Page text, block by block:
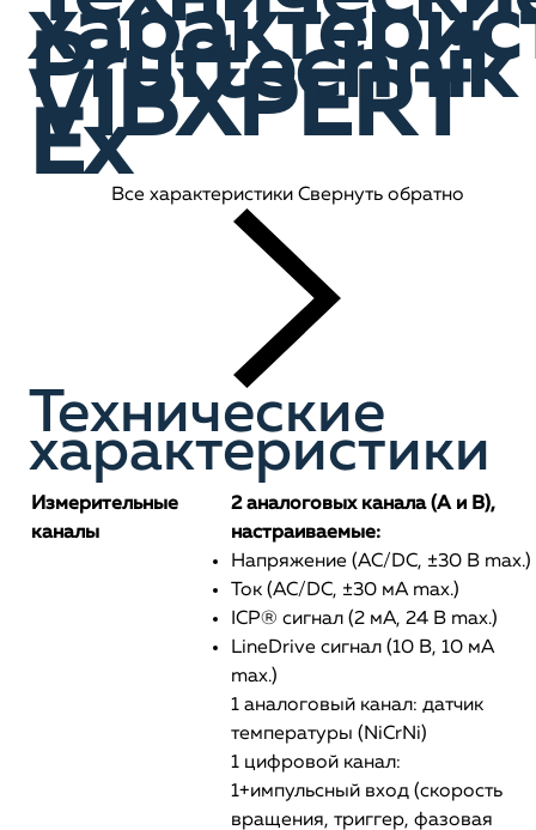
Pruftechnik
VIBXPERT
Ex
Все характеристики Свернуть обратно
Технические
характеристики
Измерительные
каналы
2 аналоговых канала (A и B),
настраиваемые:
Напряжение (AC/DC, ±30 В max.)
Ток (AC/DC, ±30 мА max.)
ICP® сигнал (2 мА, 24 В max.)
LineDrive сигнал (10 В, 10 мА
max.)
1 аналоговый канал: датчик
температуры (NiCrNi)
1 цифровой канал:
1+импульсный вход (скорость
вращения, триггер, фазовая